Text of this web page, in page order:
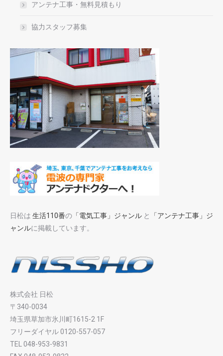
アンテナ工事・無料見積もり
協力スタッフ募集
日松は 生活110番の 「電気工事」ジャンル と
「アンテナ工事」ジ
ャンルに掲載しています。
株式会社 日松
〒340-0034
埼玉県草加市氷川町1615-2 1F
フリーダイヤル 0120-557-057
TEL 048-953-9831